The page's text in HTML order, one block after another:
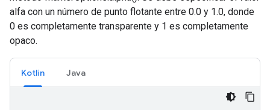
alfa con un número de punto flotante entre 0.0 y 1.0, donde
0 es completamente transparente y 1 es completamente
opaco.
Kotlin Java